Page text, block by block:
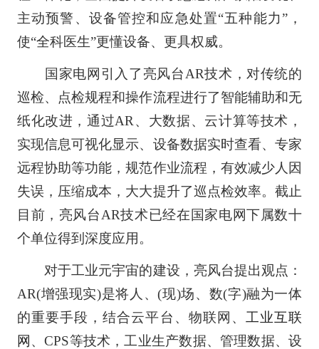
主动预警、设备管控和应急处置“五种能力”，
使“全科医生”更懂设备、更具权威。
国家电网引入了亮风台AR技术，对传统的
巡检、点检规程和操作流程进行了智能辅助和无
纸化改进，通过AR、大数据、云计算等技术，
实现信息可视化显示、设备数据实时查看、专家
远程协助等功能，规范作业流程，有效减少人因
失误，压缩成本，大大提升了巡点检效率。截止
目前，亮风台AR技术已经在国家电网下属数十
个单位得到深度应用。
对于工业元宇宙的建设，亮风台提出观点：
AR(增强现实)是将人、(现)场、数(字)融为一体
的重要手段，结合云平台、物联网、 工业互联
网 、CPS等技术，工业生产数据、管理数据、设